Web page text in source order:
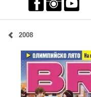
2008